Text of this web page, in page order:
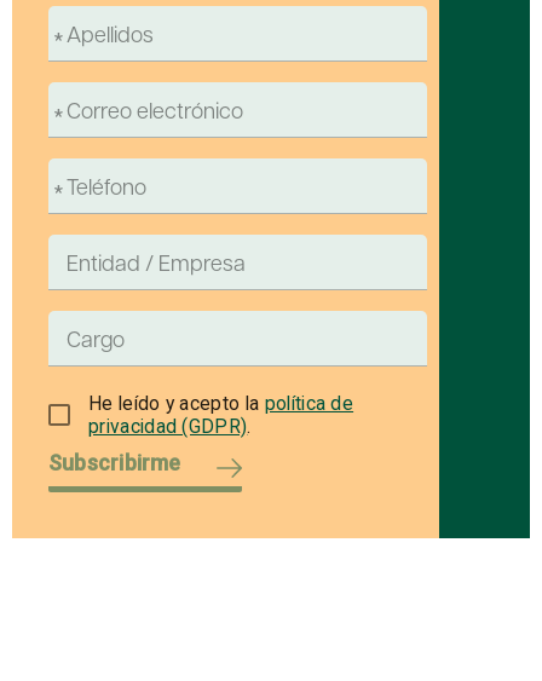
He leído y acepto la política de
privacidad (GDPR).
Subscribirme